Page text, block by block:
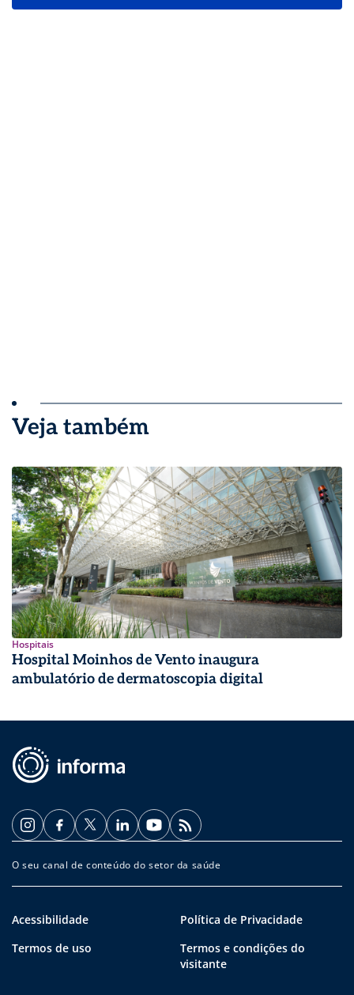
Veja também
Hospitais
Hospital Moinhos de Vento inaugura
ambulatório de dermatoscopia digital
O seu canal de conteúdo do setor da saúde
Acessibilidade
Política de Privacidade
Termos de uso
Termos e condições do
visitante